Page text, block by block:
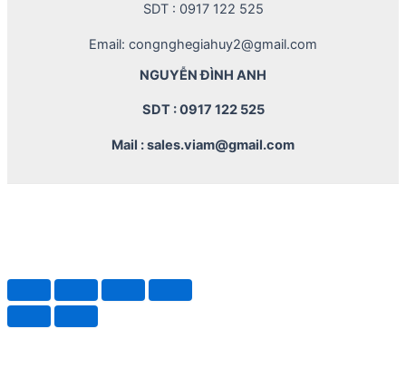
SDT : 0917 122 525
Email: congnghegiahuy2@gmail.com
NGUYỄN ĐÌNH ANH
SDT : 0917 122 525
Mail : sales.viam@gmail.com